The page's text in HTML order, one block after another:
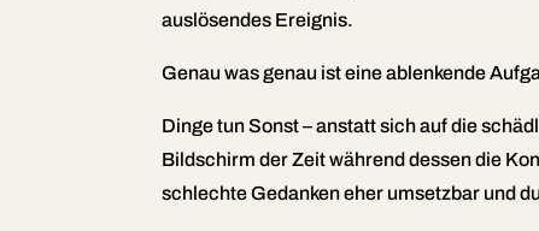
auslösendes Ereignis.
Genau was genau ist eine ablenkende
Dinge tun Sonst – anstatt sich auf die
Bildschirm der Zeit während dessen die
schlechte Gedanken eher umsetzbar und